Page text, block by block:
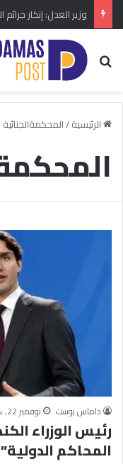
بحث عن
الرئيسية/المحكمةالجنائية
داماس بوست نوفمبر 22, 2024
رئيس الوزراء
المحاكم الدولية”